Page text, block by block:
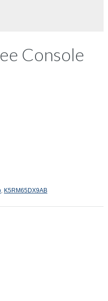
Console
, K5RM65DX9AB